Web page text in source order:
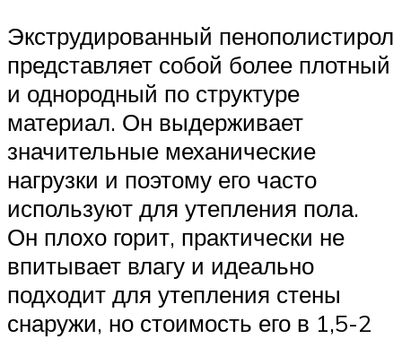
Экструдированный пенополистирол
представляет собой более плотный
и однородный по структуре
материал. Он выдерживает
значительные механические
нагрузки и поэтому его часто
используют для утепления пола.
Он плохо горит, практически не
впитывает влагу и идеально
подходит для утепления стены
снаружи, но стоимость его в 1,5-2